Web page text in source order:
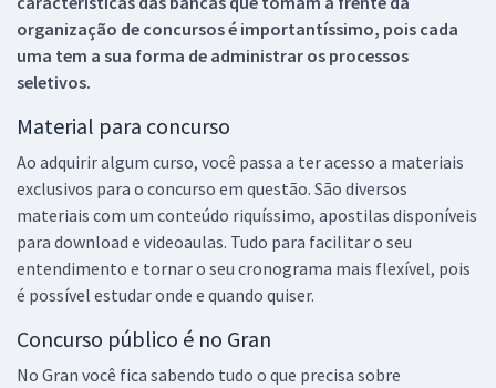
organização de concursos é importantíssimo, pois cada
uma tem a sua forma de administrar os processos
seletivos.
Material para concurso
Ao adquirir algum curso, você passa a ter acesso a materiais
exclusivos para o concurso em questão. São diversos
materiais com um conteúdo riquíssimo, apostilas disponíveis
para download e videoaulas. Tudo para facilitar o seu
entendimento e tornar o seu cronograma mais flexível, pois
é possível estudar onde e quando quiser.
Concurso público é no Gran
No Gran você fica sabendo tudo o que precisa sobre